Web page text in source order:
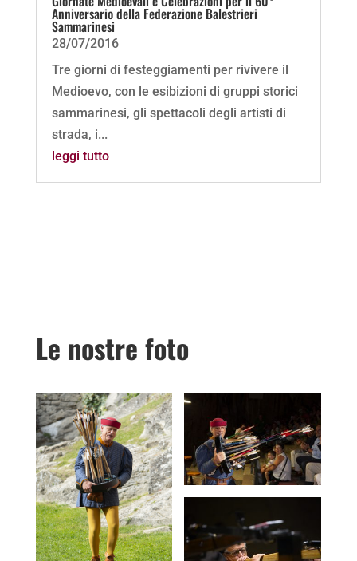
Anniversario della Federazione Balestrieri
Sammarinesi
28/07/2016
Tre giorni di festeggiamenti per rivivere il
Medioevo, con le esibizioni di gruppi storici
sammarinesi, gli spettacoli degli artisti di
strada, i...
leggi tutto
Le nostre foto